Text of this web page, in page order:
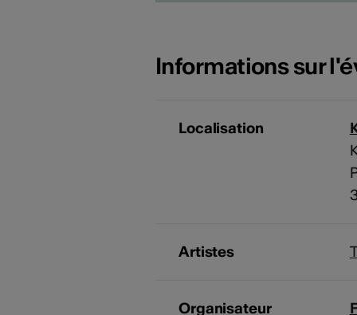
Informations sur
Localisation
Artistes
Organisateur